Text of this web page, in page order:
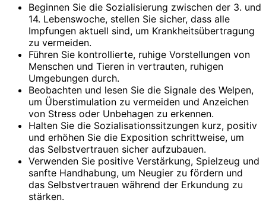
Beginnen Sie die Sozialisierung zwischen der 3. und
14. Lebenswoche, stellen Sie sicher, dass alle
Impfungen aktuell sind, um Krankheitsübertragung
zu vermeiden.
Führen Sie kontrollierte, ruhige Vorstellungen von
Menschen und Tieren in vertrauten, ruhigen
Umgebungen durch.
Beobachten und lesen Sie die Signale des Welpen,
um Überstimulation zu vermeiden und Anzeichen
von Stress oder Unbehagen zu erkennen.
Halten Sie die Sozialisationssitzungen kurz, positiv
und erhöhen Sie die Exposition schrittweise, um
das Selbstvertrauen sicher aufzubauen.
Verwenden Sie positive Verstärkung, Spielzeug und
sanfte Handhabung, um Neugier zu fördern und
das Selbstvertrauen während der Erkundung zu
stärken.